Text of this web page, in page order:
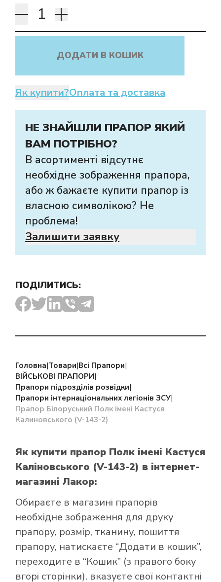
ДОДАТИ В КОШИК
Як купити?Оплата та доставка
НЕ ЗНАЙШЛИ ПРАПОР ЯКИЙ
ВАМ ПОТРІБНО?
В асортименті відсутнє
необхідне зображення прапора,
або ж бажаєте купити прапор із
власною символікою? Не
проблема!
Залишити заявку
ПОДІЛИТИСЬ:
Головна|Товари|Всі Прапори|
ВІЙСЬКОВІ ПРАПОРИ|
Прапори підрозділів розвідки|
Прапори інтернаціональних легіонів ЗСУ|
Прапор Білоруський Полк імені Кастуся
Калиновського (V-143-2)
Як купити прапор Полк імені Кастуся
Каліновського (V-143-2) в інтернет-
магазині Лакор:
Обираєте в магазині прапорів
необхідне зображення для друку
прапору, розмір, тканину, пошиття
прапору, натискаєте “Додати в кошик”,
переходите в “Кошик” (з правого боку
вгорі сторінки), вказуєте свої контактні